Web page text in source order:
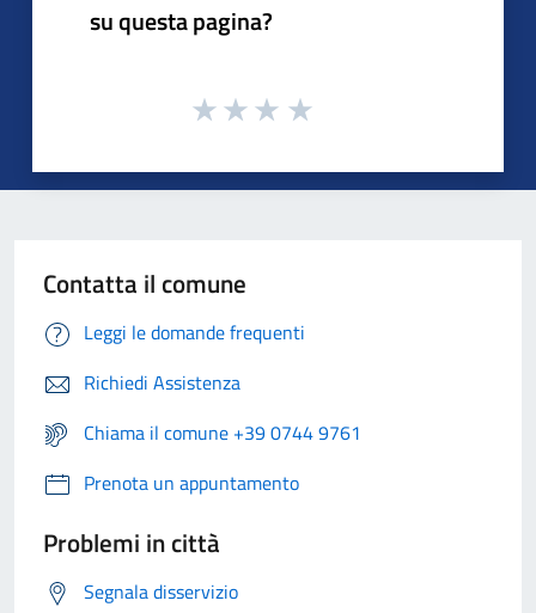
su questa pagina?
Contatta il comune
Leggi le domande frequenti
Richiedi Assistenza
Chiama il comune +39 0744 9761
Prenota un appuntamento
Problemi in città
Segnala disservizio